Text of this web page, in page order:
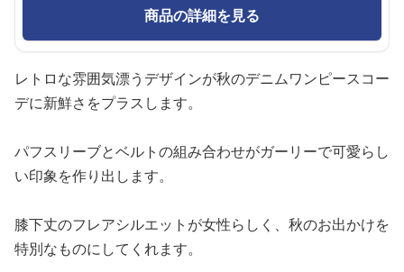
商品の詳細を見る
レトロな雰囲気漂うデザインが秋のデニムワンピースコー
デに新鮮さをプラスします。
パフスリーブとベルトの組み合わせがガーリーで可愛らし
い印象を作り出します。
膝下丈のフレアシルエットが女性らしく、秋のお出かけを
特別なものにしてくれます。